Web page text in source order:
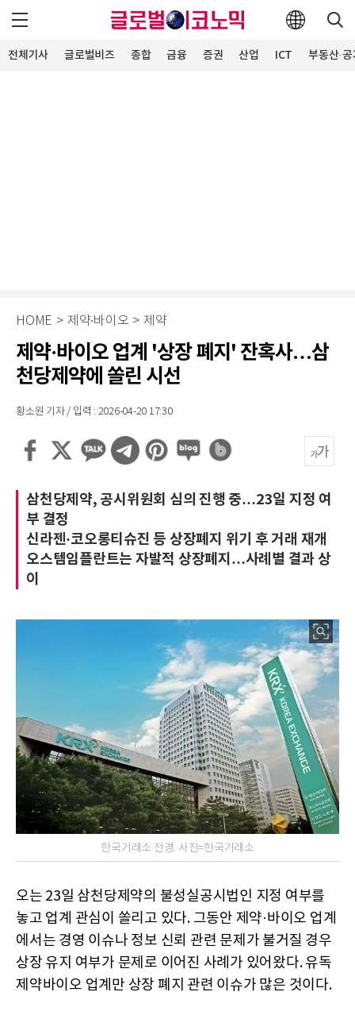
전체기사 글로벌비즈 종합 금융 증권 산업 ICT 부동산·
HOME > 제약∙바이오 > 제약
제약·바이오 업계 '상장 폐지' 잔혹사…삼
천당제약에 쏠린 시선
황소원 기자 / 입력 : 2026-04-20 17:30
삼천당제약, 공시위원회 심의 진행 중…23일 지정 여
부 결정
신라젠·코오롱티슈진 등 상장폐지 위기 후 거래 재개
오스템임플란트는 자발적 상장폐지…사례별 결과 상
이
한국거래소 전경. 사진=한국거래소
오는 23일 삼천당제약의 불성실공시법인 지정 여부를
놓고 업계 관심이 쏠리고 있다. 그동안 제약·바이오 업계
에서는 경영 이슈나 정보 신뢰 관련 문제가 불거질 경우
상장 유지 여부가 문제로 이어진 사례가 있어왔다. 유독
제약바이오 업계만 상장 폐지 관련 이슈가 많은 것이다.